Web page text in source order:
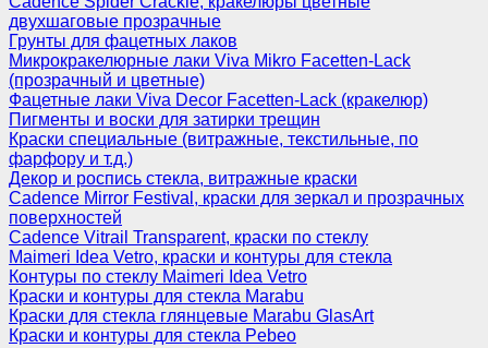
двухшаговые прозрачные
Грунты для фацетных лаков
Микрокракелюрные лаки Viva Mikro Facetten-Lack
(прозрачный и цветные)
Фацетные лаки Viva Decor Facetten-Lack (кракелюр)
Пигменты и воски для затирки трещин
Краски специальные (витражные, текстильные, по
фарфору и т.д.)
Декор и роспись стекла, витражные краски
Cadence Mirror Festival, краски для зеркал и прозрачных
поверхностей
Cadence Vitrail Transparent, краски по стеклу
Maimeri Idea Vetro, краски и контуры для стекла
Контуры по стеклу Maimeri Idea Vetro
Краски и контуры для стекла Marabu
Краски для стекла глянцевые Marabu GlasArt
Краски и контуры для стекла Pebeo